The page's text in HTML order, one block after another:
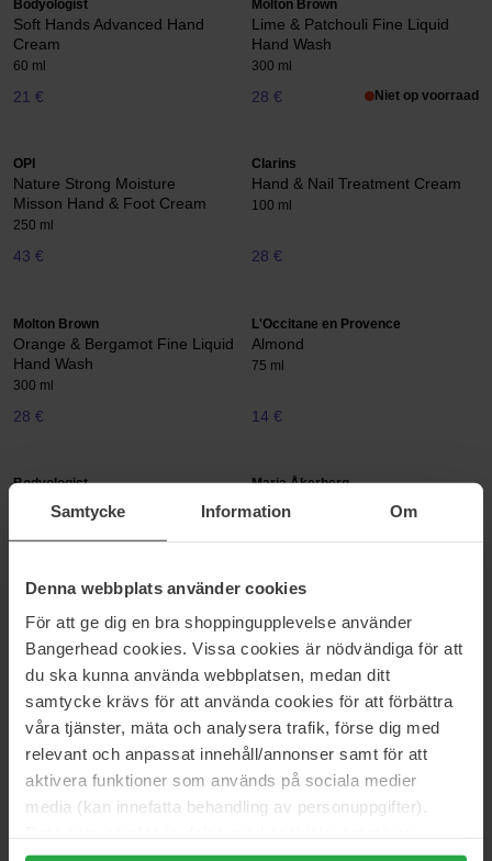
Samtycke Information Om
Denna webbplats använder cookies
För att ge dig en bra shoppingupplevelse använder
Bangerhead cookies. Vissa cookies är nödvändiga för att
du ska kunna använda webbplatsen, medan ditt
samtycke krävs för att använda cookies för att förbättra
våra tjänster, mäta och analysera trafik, förse dig med
relevant och anpassat innehåll/annonser samt för att
aktivera funktioner som används på sociala medier
media (kan innefatta behandling av personuppgifter).
Bodyologist
Soft Hands Advanced Hand
Cream
60 ml
21 €
Molton Brown
Lime & Patchouli Fine Liquid
Hand Wash
300 ml
28 € Niet op voorraad
OPI
Nature Strong Moisture
Misson Hand & Foot Cream
250 ml
43 €
Clarins
Hand & Nail Treatment Cream
100 ml
28 €
Molton Brown
Orange & Bergamot Fine Liquid
Hand Wash
300 ml
28 €
L'Occitane en Provence
Almond
75 ml
14 €
Bodyologist
Soft Sole Exfoliating And
Softening Foot Cream
100 ml
Maria Åkerberg
All Day Balm
Molton Brown
Flora Luminare Fine Liquid
Hand Wash
300 ml
28 €
Maria Åkerberg
250 ml
11 € Niet op voorraad
Molton Brown L'Occitane en Provence